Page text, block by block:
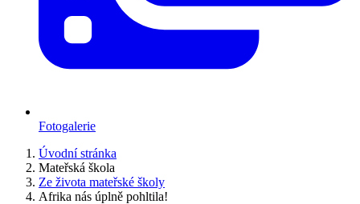
Fotogalerie
Úvodní stránka
Mateřská škola
Ze života mateřské školy
Afrika nás úplně pohltila!